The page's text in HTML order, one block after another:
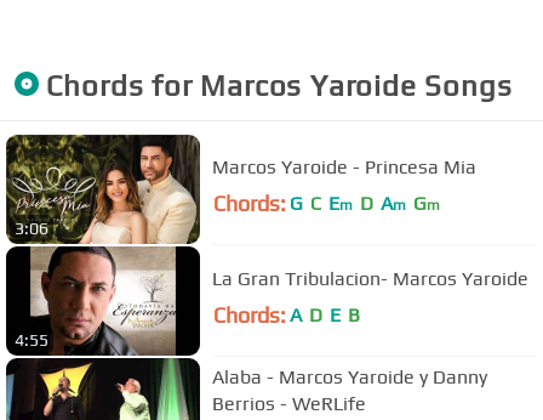
Chords for Marcos Yaroide Songs
3:06
Marcos Yaroide - Princesa Mia
Chords: G C Em D Am Gm
4:55
La Gran Tribulacion- Marcos Yaroide
Chords: A D E B
Alaba - Marcos Yaroide y Danny
Berrios - WeRLife